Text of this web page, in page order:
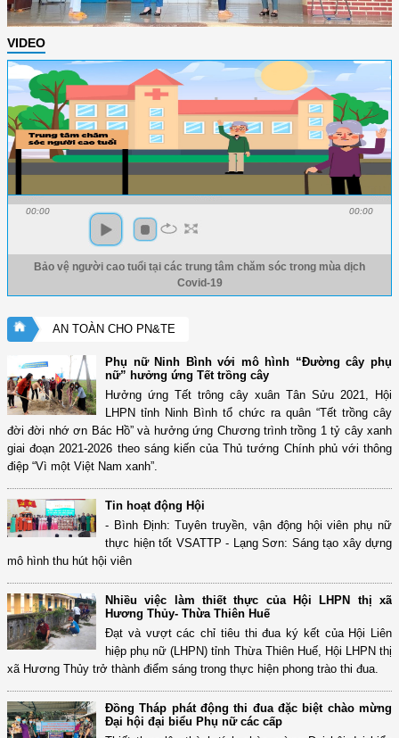
VIDEO
00:00 00:00
Bảo vệ người cao tuổi tại các trung tâm chăm sóc trong mùa dịch
Covid-19
AN TOÀN CHO PN&TE
Phụ nữ Ninh Bình với mô hình “Đường cây phụ
nữ” hưởng ứng Tết trồng cây
Hưởng ứng Tết trông cây xuân Tân Sửu 2021, Hội
LHPN tỉnh Ninh Bình tổ chức ra quân “Tết trồng cây
đời đời nhớ ơn Bác Hồ” và hưởng ứng Chương trình trồng 1 tỷ cây xanh
giai đoạn 2021-2026 theo sáng kiến của Thủ tướng Chính phủ với thông
điệp “Vì một Việt Nam xanh”.
Tin hoạt động Hội
- Bình Định: Tuyên truyền, vận động hội viên phụ nữ
thực hiện tốt VSATTP - Lạng Sơn: Sáng tạo xây dựng
mô hình thu hút hội viên
Nhiều việc làm thiết thực của Hội LHPN thị xã
Hương Thủy- Thừa Thiên Huế
Đạt và vượt các chỉ tiêu thi đua ký kết của Hội Liên
hiệp phụ nữ (LHPN) tỉnh Thừa Thiên Huế, Hội LHPN thị
xã Hương Thủy trở thành điểm sáng trong thực hiện phong trào thi đua.
Đồng Tháp phát động thi đua đặc biệt chào mừng
Đại hội đại biểu Phụ nữ các cấp